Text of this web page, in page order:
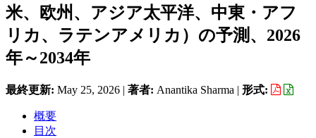
米、欧州、アジア太平洋、中東・アフ
リカ、ラテンアメリカ）の予測、2026
年～2034年
最終更新: May 25, 2026 | 著者: Anantika Sharma | 形式:
概要
目次